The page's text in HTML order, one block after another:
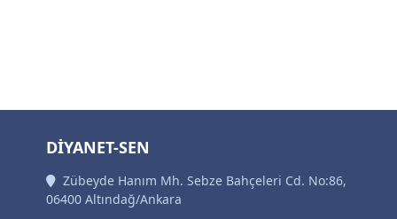
DİYANET-SEN
Zübeyde Hanım Mh. Sebze Bahçeleri Cd. No:86,
06400 Altındağ/Ankara